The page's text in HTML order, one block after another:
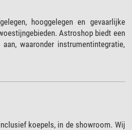
hooggelegen en gevaarlijke
Astroshop biedt een
waaronder instrumentintegratie,
koepels, in de showroom. Wij